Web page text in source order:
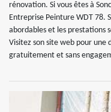
rénovation. Si vous êtes à
Entreprise Peinture WDT 78.
abordables et les prestations
Visitez son site web pour une
gratuitement et sans